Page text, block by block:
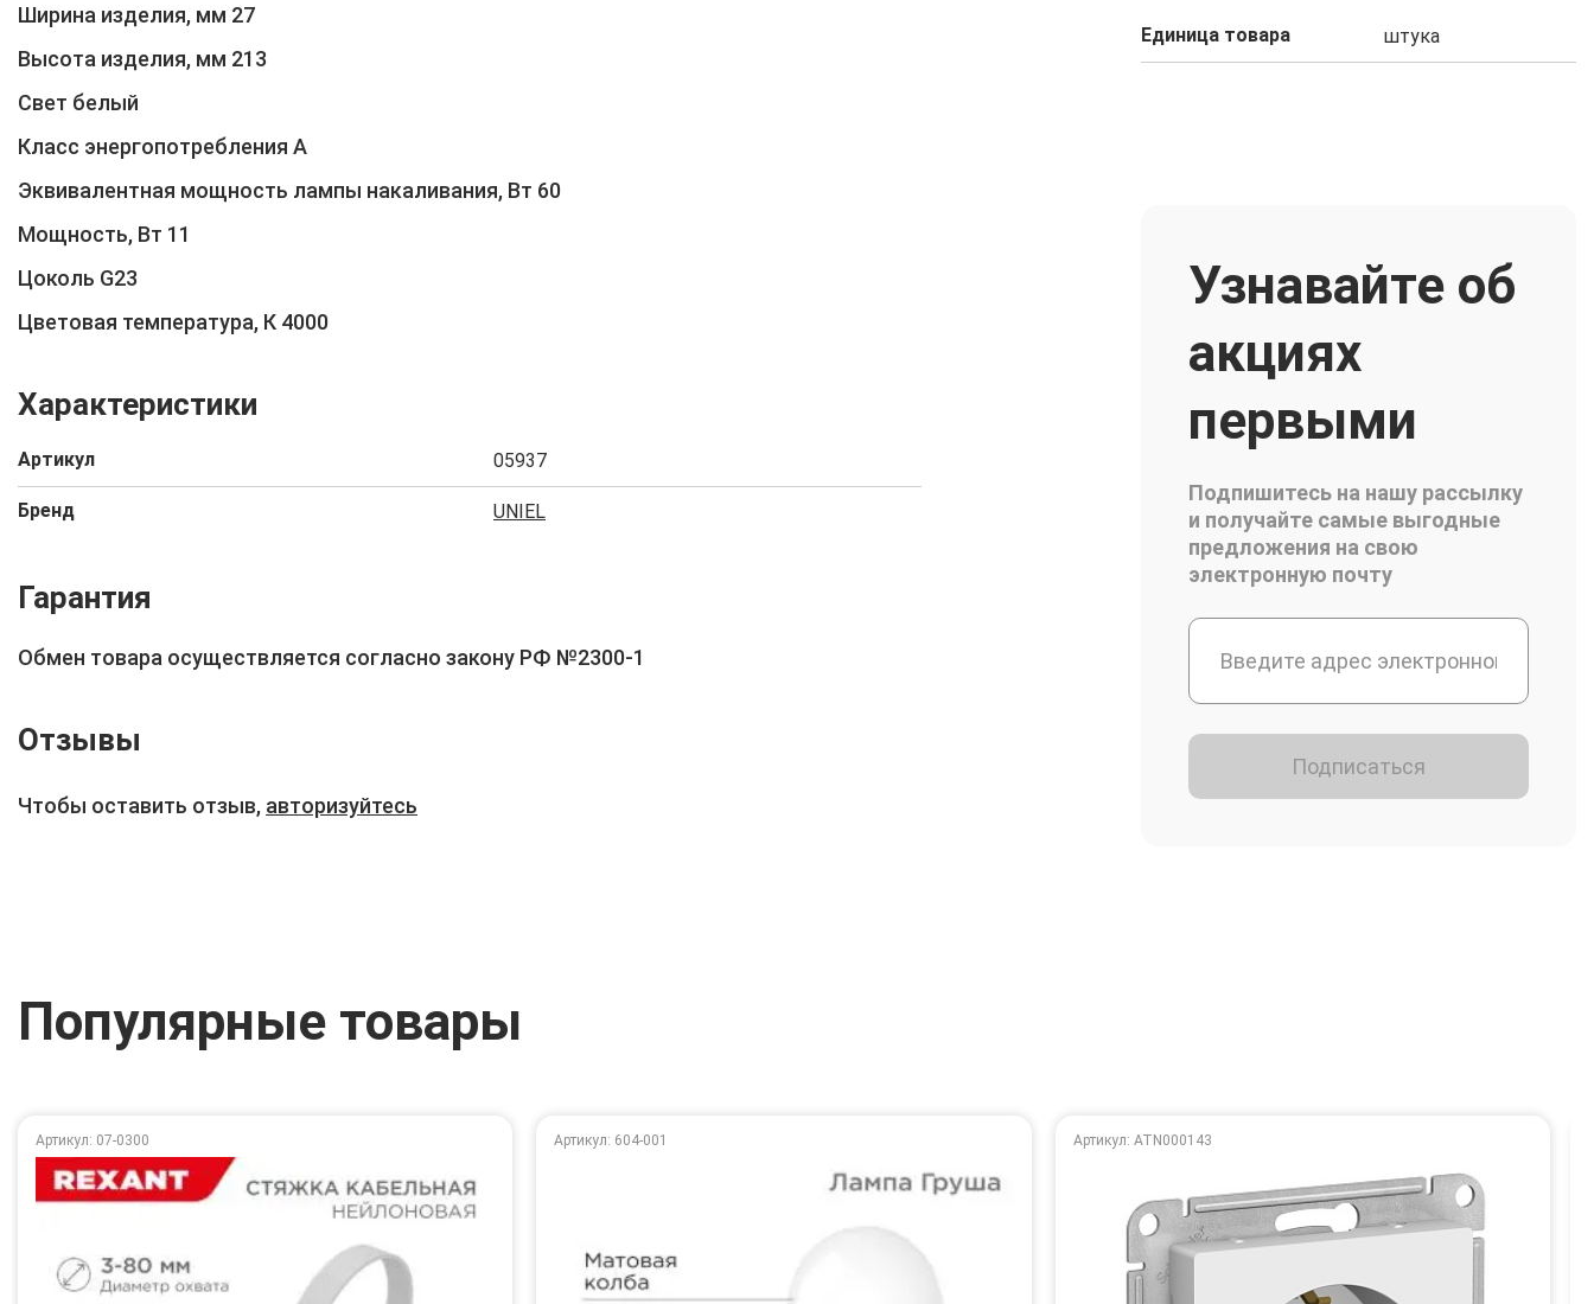
Ширина изделия, мм 27
Высота изделия, мм 213
Свет белый
Класс энергопотребления A
Эквивалентная мощность лампы накаливания, Вт 60
Мощность, Вт 11
Цоколь G23
Цветовая температура, К 4000
Характеристики
Артикул 05937
Бренд UNIEL
Гарантия
Обмен товара осуществляется согласно закону РФ №2300-1
Отзывы
Чтобы оставить отзыв, авторизуйтесь
Единица товара штука
Узнавайте об
акциях
первыми
Подпишитесь на нашу рассылку
и получайте самые выгодные
предложения на свою
электронную почту
Подписаться
Популярные товары
Артикул: 07-0300 Артикул: 604-001 Артикул: ATN000143